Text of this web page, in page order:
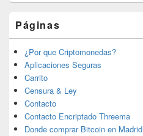
Páginas
¿Por que Criptomonedas?
Aplicaciones Seguras
Carrito
Censura & Ley
Contacto
Contacto Encriptado Threema
Donde comprar Bitcoin en Madrid